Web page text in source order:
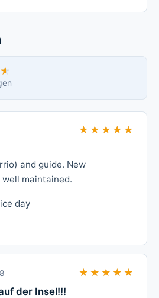
★★★★★
★★★★★
and guide. New
well maintained.
day
★★★★★
★★★★★
der Insel!!!